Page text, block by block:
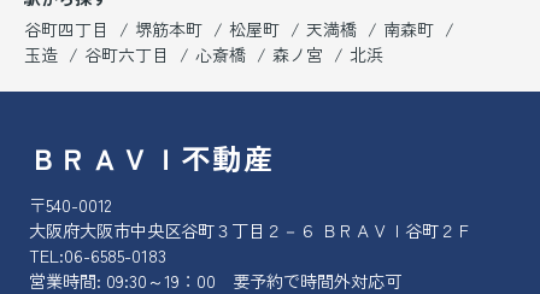
谷町四丁目
堺筋本町 松屋町 天満橋
南森町
玉造
谷町六丁目 心斎橋 森ノ宮 北浜
ＢＲＡＶＩ不動産
〒540-0012
大阪府大阪市中央区谷町３丁目２－６ ＢＲＡＶＩ谷町２Ｆ
TEL:06-6585-0183
営業時間: 09:30～19：00 要予約で時間外対応可